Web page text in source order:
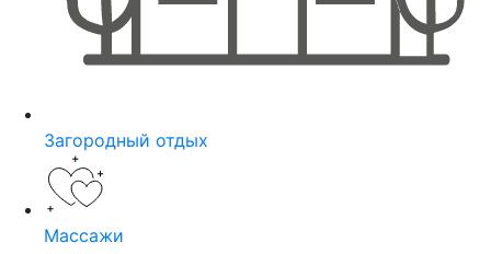
Загородный отдых
Массажи